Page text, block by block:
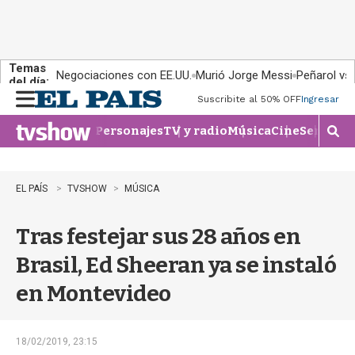
Temas
del día: Negociaciones con EE.UU. Murió Jorge Messi Peñarol
n
u
Suscribite al 50% OFFIngresar
PersonajesTV y radioMúsicaCineSeries
M
o
�
EL PAÍS TVSHOW MÚSICA
Tras festejar sus 28 años en
Brasil, Ed Sheeran ya se instaló
en Montevideo
18/02/2019, 23:15